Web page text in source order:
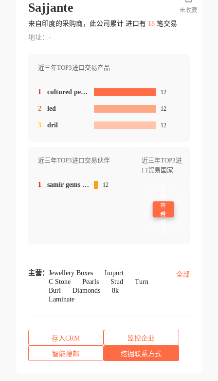
Sajjante
来自印度的采购商，此公司累计 进口有 18笔交易
地址：-
近三年TOP3进口交易产品
1 cultured pearls 12
2 led 12
3 dril 12
近三年TOP3进口交易伙伴
1 samir gems hk ltd. 12
近三年TOP3进
口贸易国家
查
看
未收藏
主营： Jewellery Boxes
Import
C Stone
Pearls Stud
Turn
Burl
Diamonds
8k
Laminate
全部
存入CRM 监控企业
智能搜邮 挖掘联系方式